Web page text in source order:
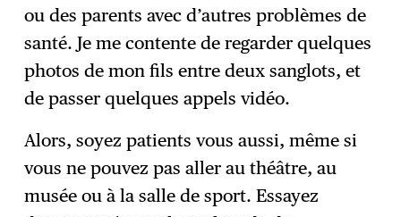
ou des parents avec d’autres problèmes de
santé. Je me contente de regarder quelques
photos de mon fils entre deux sanglots, et
de passer quelques appels vidéo.
Alors, soyez patients vous aussi, même si
vous ne pouvez pas aller au théâtre, au
musée ou à la salle de sport. Essayez